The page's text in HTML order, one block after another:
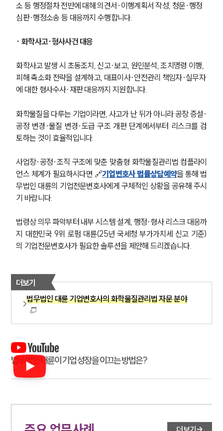
소 등 행정절차 전반에 대해 의견서·이행계획서 작성, 청문·행정
심판·행정소송 등 대응까지 수행합니다.
· 화학사고·형사사건 대응
화학사고 발생 시 초동조치, 신고·보고, 원인분석, 조치명령 이행,
피해 축소화 전략을 설계하고, 대표이사·안전관리 책임자·실무자
에 대한 형사수사·재판 대응까지 지원합니다.
화학물질을 다루는 기업이라면, 사고가 난 뒤가 아니라 공장 증설·
공정 변경·물질 변경·도급 구조 개편 단계에서부터 리스크를 검
토하는 것이 효율적입니다.
사업장·공정·조직 구조에 맞춘 맞춤형 화학물질관리법 컴플라이
언스 체계가 필요하시다면 🔗기업변호사 법률상담예약을 통해 법
무법인 대륜의 기업전문변호사에게 구체적인 상황을 공유해 주시
기 바랍니다.
법령상 의무 파악부터 내부 시스템 설계, 행정·형사 리스크 대응까
지 대한민국 9위 로펌 대륜(25년 국세청 부가가치세 신고 기준)
의 기업전문변호사가 필요한 솔루션을 제안해 드리겠습니다.
더보기
법무법인 대륜 기업변호사의 화학물질관리법 자문 분야
법무법인 대륜이 기업 성장을 이끄는 방법은?